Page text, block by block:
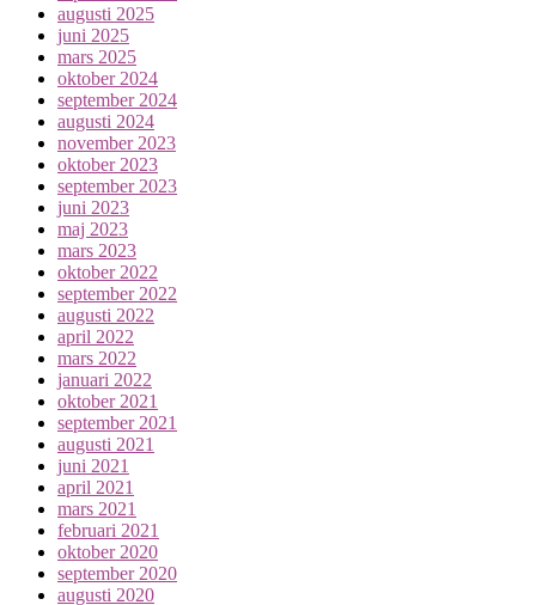
augusti 2025
juni 2025
mars 2025
oktober 2024
september 2024
augusti 2024
november 2023
oktober 2023
september 2023
juni 2023
maj 2023
mars 2023
oktober 2022
september 2022
augusti 2022
april 2022
mars 2022
januari 2022
oktober 2021
september 2021
augusti 2021
juni 2021
april 2021
mars 2021
februari 2021
oktober 2020
september 2020
augusti 2020